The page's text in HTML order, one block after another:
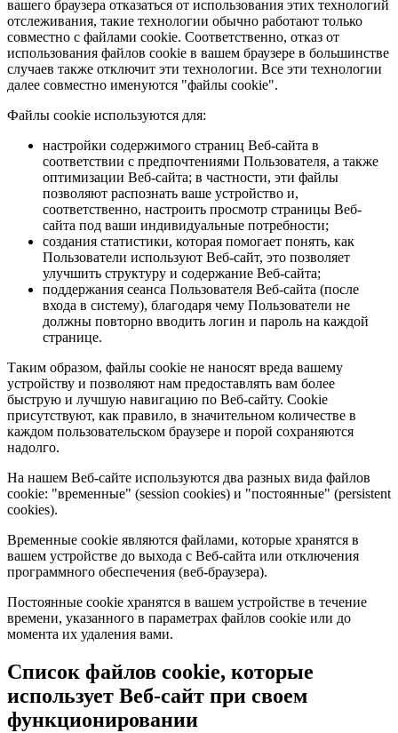
вашего браузера отказаться от использования этих технологий
отслеживания, такие технологии обычно работают только
совместно с файлами cookie. Соответственно, отказ от
использования файлов cookie в вашем браузере в большинстве
случаев также отключит эти технологии. Все эти технологии
далее совместно именуются "файлы cookie".
Файлы cookie используются для:
настройки содержимого страниц Веб-сайта в
соответствии с предпочтениями Пользователя, а также
оптимизации Веб-сайта; в частности, эти файлы
позволяют распознать ваше устройство и,
соответственно, настроить просмотр страницы Веб-
сайта под ваши индивидуальные потребности;
создания статистики, которая помогает понять, как
Пользователи используют Веб-сайт, это позволяет
улучшить структуру и содержание Веб-сайта;
поддержания сеанса Пользователя Веб-сайта (после
входа в систему), благодаря чему Пользователи не
должны повторно вводить логин и пароль на каждой
странице.
Таким образом, файлы cookie не наносят вреда вашему
устройству и позволяют нам предоставлять вам более
быструю и лучшую навигацию по Веб-сайту. Cookie
присутствуют, как правило, в значительном количестве в
каждом пользовательском браузере и порой сохраняются
надолго.
На нашем Веб-сайте используются два разных вида файлов
cookie: "временные" (session cookies) и "постоянные" (persistent
cookies).
Временные cookie являются файлами, которые хранятся в
вашем устройстве до выхода с Веб-сайта или отключения
программного обеспечения (веб-браузера).
Постоянные cookie хранятся в вашем устройстве в течение
времени, указанного в параметрах файлов cookie или до
момента их удаления вами.
Список файлов cookie, которые
использует Веб-сайт при своем
функционировании